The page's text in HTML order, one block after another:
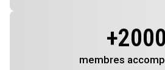
+2000
membres